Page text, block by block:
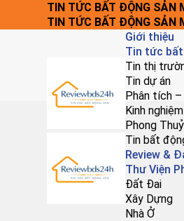
TIN TỨC BẤT ĐỘNG SẢN
TIN TỨC BẤT ĐỘNG SẢN
Giới thiệu
Tin tức
Tin thị
Tin dự án
Phân tích –
Kinh
Phong
Tin bất
Review &
Thư Viện
Đất Đai
Xây Dựng
Nhà Ở